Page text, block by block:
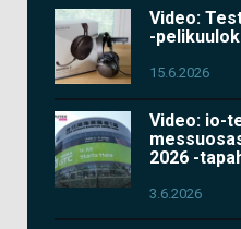
Video:
-
15.6.2026
Video: io-
2026 -
3.6.2026